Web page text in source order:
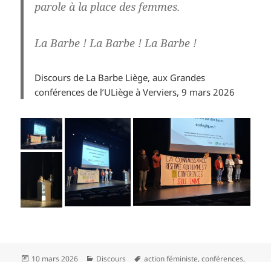
parole à la place des femmes.
La Barbe ! La Barbe ! La Barbe !
Discours de La Barbe Liège, aux Grandes
conférences de l’ULiège à Verviers, 9 mars 2026
10 mars 2026 Discours action féministe,conférences,